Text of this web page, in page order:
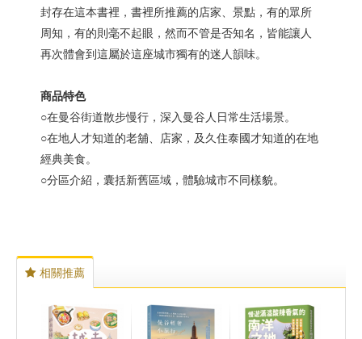
封存在這本書裡，書裡所推薦的店家、景點，有的眾所
周知，有的則毫不起眼，然而不管是否知名，皆能讓人
再次體會到這屬於這座城市獨有的迷人韻味。
商品特色
○在曼谷街道散步慢行，深入曼谷人日常生活場景。
○在地人才知道的老舖、店家，及久住泰國才知道的在地
經典美食。
○分區介紹，囊括新舊區域，體驗城市不同樣貌。
相關推薦